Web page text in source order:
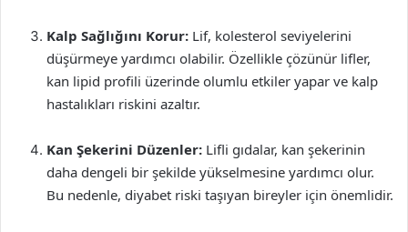
Kalp Sağlığını Korur: Lif, kolesterol seviyelerini
düşürmeye yardımcı olabilir. Özellikle çözünür lifler,
kan lipid profili üzerinde olumlu etkiler yapar ve kalp
hastalıkları riskini azaltır.
Kan Şekerini Düzenler: Lifli gıdalar, kan şekerinin
daha dengeli bir şekilde yükselmesine yardımcı olur.
Bu nedenle, diyabet riski taşıyan bireyler için önemlidir.